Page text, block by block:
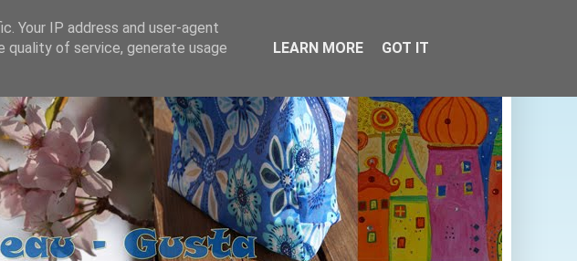
Your IP address and user-agent
quality of service, generate usage
LEARN MORE GOT IT